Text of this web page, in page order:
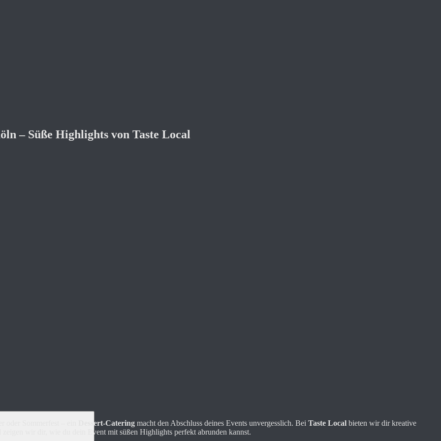
– Süße Highlights von Taste Local
oder Sommerfest – ein Dessert-Catering macht den Abschluss deines Events unvergesslich. Bei Taste Local bieten wir dir kreative
wir dir, wie du dein Event mit süßen Highlights perfekt abrunden kannst.